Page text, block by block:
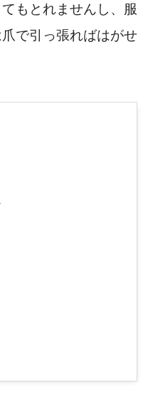
もとれませんし、服
で引っ張ればはがせ